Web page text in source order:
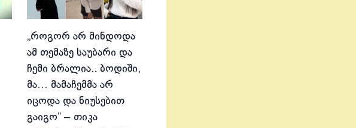
„როგორ არ მინდოდა
ამ თემაზე საუბარი და
ჩემი ბრალია.. ბოდიში,
მა… მამაჩემმა არ
იცოდა და ნიუსებით
გაიგო“ – თიკა